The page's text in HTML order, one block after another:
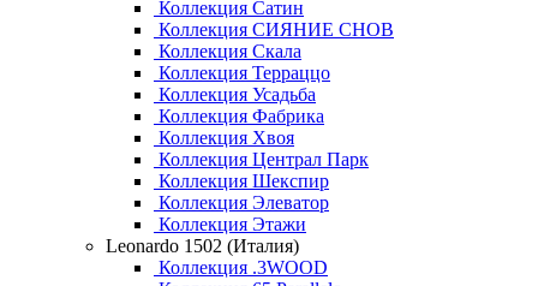
Коллекция Сатин
Коллекция СИЯНИЕ СНОВ
Коллекция Скала
Коллекция Терраццо
Коллекция Усадьба
Коллекция Фабрика
Коллекция Хвоя
Коллекция Централ Парк
Коллекция Шекспир
Коллекция Элеватор
Коллекция Этажи
Leonardo 1502 (Италия)
Коллекция .3WOOD